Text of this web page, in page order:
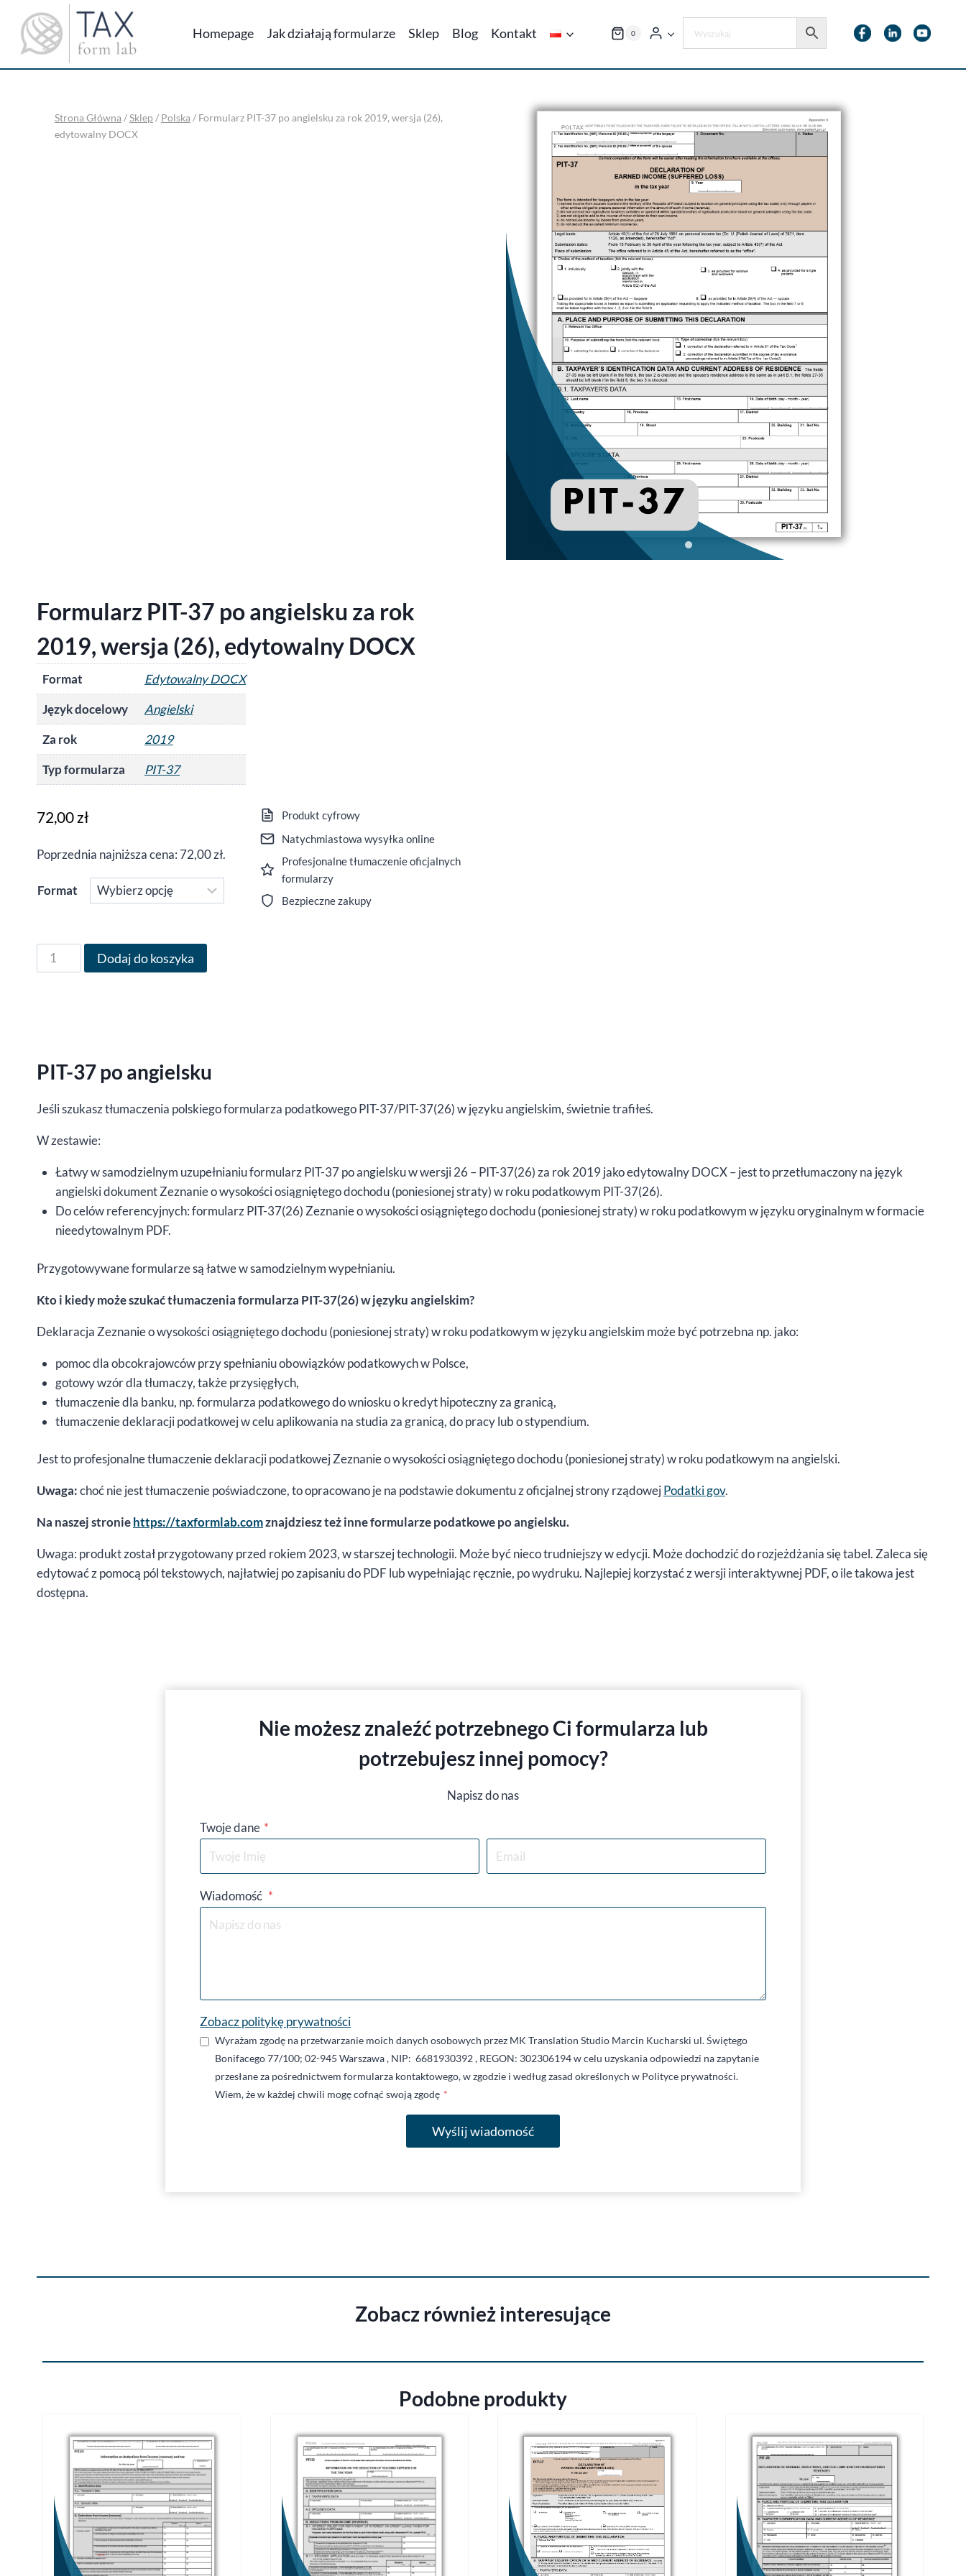
treści
Homepage Jak działają formularze Sklep Blog Kontakt 0
Strona Główna/Sklep/ Polska/ Formularz PIT-37 po angielsku za rok 2019, wersja (26),
edytowalny DOCX
Formularz PIT-37 po angielsku za rok
2019, wersja (26), edytowalny DOCX
Format
Edytowalny DOCX
Język docelowy
Angielski
Za rok
2019
Typ formularza
PIT-37
72,00zł
Poprzednia najniższa cena: 72,00zł.
Format
ilość
Formularz
za
2019,
(26),
edytowalny
Dodaj do koszyka
Produkt cyfrowy
Natychmiastowa wysyłka online
Profesjonalne tłumaczenie oficjalnych
formularzy
Bezpieczne zakupy
PIT-37 po angielsku
Jeśli szukasz tłumaczenia polskiego formularza podatkowego PIT-37/PIT-37(26) w języku angielskim, świetnie trafiłeś.
W zestawie:
Łatwy w samodzielnym uzupełnianiu formularz PIT-37 po angielsku w wersji 26 – PIT-37(26) za rok 2019 jako edytowalny DOCX – jest to przetłumaczony na język
angielski dokument Zeznanie o wysokości osiągniętego dochodu (poniesionej straty) w roku podatkowym PIT-37(26).
Do celów referencyjnych: formularz PIT-37(26) Zeznanie o wysokości osiągniętego dochodu (poniesionej straty) w roku podatkowym w języku oryginalnym w formacie
nieedytowalnym PDF.
Przygotowywane formularze są łatwe w samodzielnym wypełnianiu.
Kto i kiedy może szukać tłumaczenia formularza PIT-37(26) w języku angielskim?
Deklaracja Zeznanie o wysokości osiągniętego dochodu (poniesionej straty) w roku podatkowym w języku angielskim może być potrzebna np. jako:
pomoc dla obcokrajowców przy spełnianiu obowiązków podatkowych w Polsce,
gotowy wzór dla tłumaczy, także przysięgłych,
tłumaczenie dla banku, np. formularza podatkowego do wniosku o kredyt hipoteczny za granicą,
tłumaczenie deklaracji podatkowej w celu aplikowania na studia za granicą, do pracy lub o stypendium.
Jest to profesjonalne tłumaczenie deklaracji podatkowej Zeznanie o wysokości osiągniętego dochodu (poniesionej straty) w roku podatkowym na angielski.
Uwaga:choć nie jest tłumaczenie poświadczone, to opracowano je na podstawie dokumentu z oficjalnej strony rządowejPodatki gov.
Na naszej stroniehttps://taxformlab.comznajdziesz też inne formularze podatkowe po angielsku.
Uwaga: produkt został przygotowany przed rokiem 2023, w starszej technologii. Może być nieco trudniejszy w edycji. Może dochodzić do rozjeżdżania się tabel. Zaleca się
edytować z pomocą pól tekstowych, najłatwiej po zapisaniu do PDF lub wypełniając ręcznie, po wydruku. Najlepiej korzystać z wersji interaktywnej PDF, o ile takowa jest
dostępna.
Nie możesz znaleźć potrzebnego Ci formularza lub
potrzebujesz innej pomocy?
Napisz do nas
Twoje dane *
Wiadomość *
Zobacz politykę prywatności
Wyrażam zgodę na przetwarzanie moich danych osobowych przez MK Translation Studio Marcin Kucharski ul. Świętego
Bonifacego 77/100; 02-945 Warszawa , NIP: 6681930392 , REGON: 302306194 w celu uzyskania odpowiedzi na zapytanie
przesłane za pośrednictwem formularza kontaktowego, w zgodzie i według zasad określonych w Polityce prywatności.
Wiem, że w każdej chwili mogę cofnąć swoją zgodę *
Wyślij wiadomość
Zobacz również interesujące
Podobne produkty